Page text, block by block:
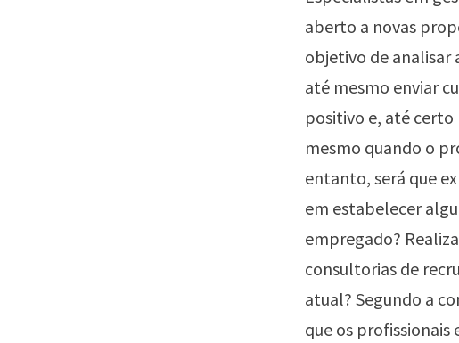
aberto a novas
objetivo de analisar
até mesmo enviar
positivo e, até
mesmo quando o
entanto, será que
em estabelecer
empregado?
consultorias de
atual? Segundo a
que os